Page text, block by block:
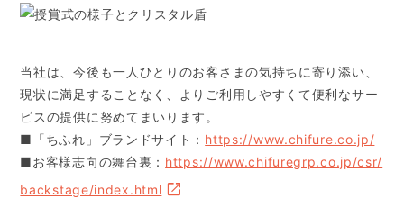
当社は、今後も一人ひとりのお客さまの気持ちに寄り添い、
現状に満足することなく、よりご利用しやすくて便利なサー
ビスの提供に努めてまいります。
■「ちふれ」ブランドサイト： https://www.chifure.co.jp/
■お客様志向の舞台裏： https://www.chifuregrp.co.jp/csr/
backstage/index.html